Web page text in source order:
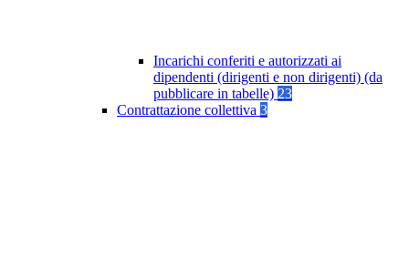
Incarichi conferiti e autorizzati ai
dipendenti (dirigenti e non dirigenti) (da
pubblicare in tabelle) 23
Contrattazione collettiva 3